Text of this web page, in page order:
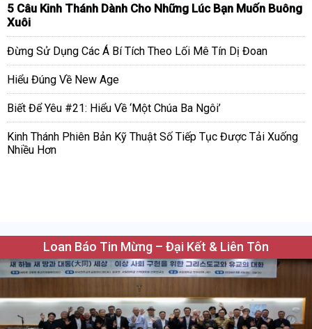
5 Câu Kinh Thánh Dành Cho Những Lúc Bạn Muốn Buông
Xuôi
Đừng Sử Dụng Các Á Bí Tích Theo Lối Mê Tín Dị Đoan
Hiểu Đúng Về New Age
Biết Để Yêu #21: Hiểu Về ‘Một Chúa Ba Ngôi’
Kinh Thánh Phiên Bản Kỹ Thuật Số Tiếp Tục Được Tải Xuống
Nhiều Hơn
Loan Báo Tin Mừng – Đại Kết & Liên Tôn